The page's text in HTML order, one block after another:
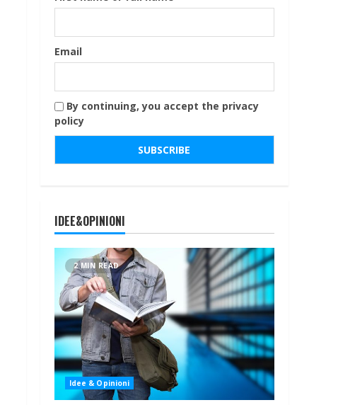
Email
By continuing, you accept the privacy
policy
IDEE&OPINIONI
2 MIN READ
Idee & Opinioni